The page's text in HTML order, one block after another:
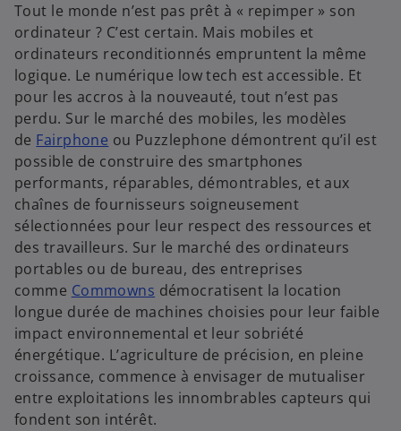
Tout le monde n’est pas prêt à « repimper » son
ordinateur ? C’est certain. Mais mobiles et
ordinateurs reconditionnés empruntent la même
logique. Le numérique low tech est accessible. Et
pour les accros à la nouveauté, tout n’est pas
perdu. Sur le marché des mobiles, les modèles
de Fairphone ou Puzzlephone démontrent qu’il est
possible de construire des smartphones
performants, réparables, démontrables, et aux
chaînes de fournisseurs soigneusement
sélectionnées pour leur respect des ressources et
des travailleurs. Sur le marché des ordinateurs
portables ou de bureau, des entreprises
comme Commowns démocratisent la location
longue durée de machines choisies pour leur faible
impact environnemental et leur sobriété
énergétique. L’agriculture de précision, en pleine
croissance, commence à envisager de mutualiser
entre exploitations les innombrables capteurs qui
fondent son intérêt.